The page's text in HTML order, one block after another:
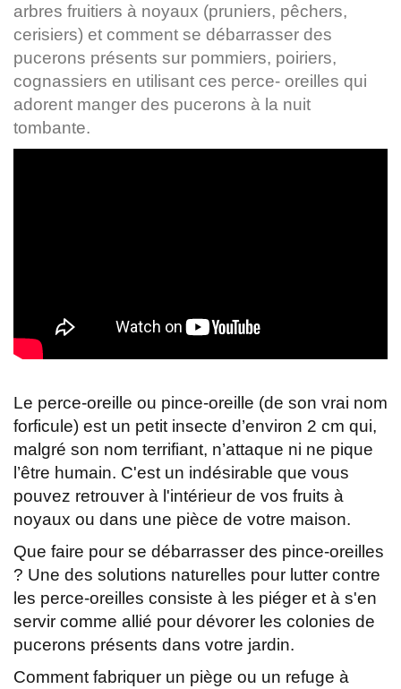
arbres fruitiers à noyaux (pruniers, pêchers,
cerisiers) et comment se débarrasser des
pucerons présents sur pommiers, poiriers,
cognassiers en utilisant ces perce- oreilles qui
adorent manger des pucerons à la nuit
tombante.
Le perce-oreille ou pince-oreille (de son vrai nom
forficule) est un petit insecte d’environ 2 cm qui,
malgré son nom terrifiant, n’attaque ni ne pique
l’être humain. C'est un indésirable que vous
pouvez retrouver à l'intérieur de vos fruits à
noyaux ou dans une pièce de votre maison.
Que faire pour se débarrasser des pince-oreilles
? Une des solutions naturelles pour lutter contre
les perce-oreilles consiste à les piéger et à s'en
servir comme allié pour dévorer les colonies de
pucerons présents dans votre jardin.
Comment fabriquer un piège ou un refuge à